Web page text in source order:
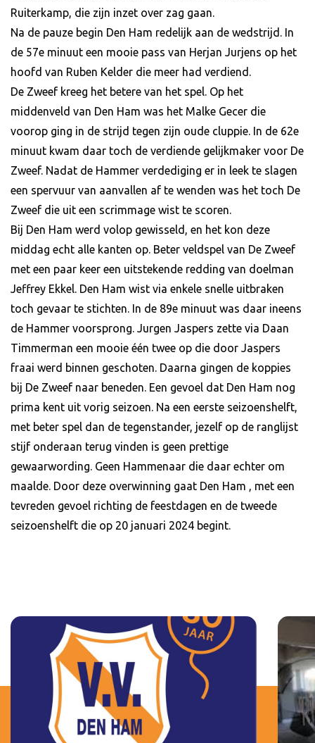
Ruiterkamp, die zijn inzet over zag gaan.
Na de pauze begin Den Ham redelijk aan de wedstrijd. In
de 57e minuut een mooie pass van Herjan Jurjens op het
hoofd van Ruben Kelder die meer had verdiend.
De Zweef kreeg het betere van het spel. Op het
middenveld van Den Ham was het Malke Gecer die
voorop ging in de strijd tegen zijn oude cluppie. In de 62e
minuut kwam daar toch de verdiende gelijkmaker voor De
Zweef. Nadat de Hammer verdediging er in leek te slagen
een spervuur van aanvallen af te wenden was het toch De
Zweef die uit een scrimmage wist te scoren.
Bij Den Ham werd volop gewisseld, en het kon deze
middag echt alle kanten op. Beter veldspel van De Zweef
met een paar keer een uitstekende redding van doelman
Jeffrey Ekkel. Den Ham wist via enkele snelle uitbraken
toch gevaar te stichten. In de 89e minuut was daar ineens
de Hammer voorsprong. Jurgen Jaspers zette via Daan
Timmerman een mooie één twee op die door Jaspers
fraai werd binnen geschoten. Daarna gingen de koppies
bij De Zweef naar beneden. Een gevoel dat Den Ham nog
prima kent uit vorig seizoen. Na een eerste seizoenshelft,
met beter spel dan de tegenstander, jezelf op de ranglijst
stijf onderaan terug vinden is geen prettige
gewaarwording. Geen Hammenaar die daar echter om
maalde. Door deze overwinning gaat Den Ham , met een
tevreden gevoel richting de feestdagen en de tweede
seizoenshelft die op 20 januari 2024 begint.